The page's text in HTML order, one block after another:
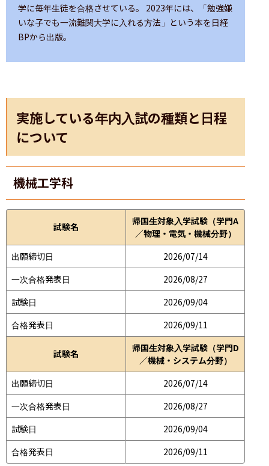
学に毎年生徒を合格させている。 2023年には、「勉強嫌
いな子でも一流難関大学に入れる方法」という本を日経
BPから出版。
実施している年内入試の種類と日程
について
機械工学科
試験名
帰国生対象入学試験（学門A
／物理・電気・機械分野）
出願締切日
2026/07/14
一次合格発表日
2026/08/27
試験日
2026/09/04
合格発表日
2026/09/11
試験名
帰国生対象入学試験（学門D
／機械・システム分野）
出願締切日
2026/07/14
一次合格発表日
2026/08/27
試験日
2026/09/04
合格発表日
2026/09/11